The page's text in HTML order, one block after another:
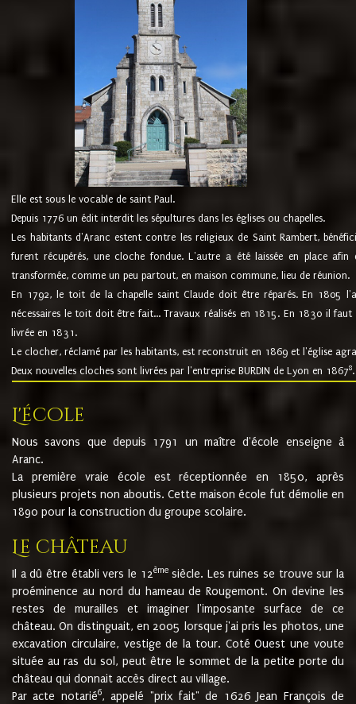
Elle est sous le vocable de saint Paul.
Depuis 1776 un édit interdit les sépultures dans les églises ou chapelles.
Les habitants d'Aranc estent contre les religieux de Saint Rambert,
furent récupérés, une cloche fondue. L'autre a été laissée en place
transformée, comme un peu partout, en maison commune, lieu de réunion.
En 1792, le toit de la chapelle saint Claude doit être réparés. En 1805
nécessaires le toit doit être fait... Travaux réalisés en 1815. En 1830 il
livrée en 1831.
Le clocher, réclamé par les habitants, est reconstruit en 1869 et l'église
Deux nouvelles cloches sont livrées par l'entreprise BURDIN de Lyon en 18678.
L'école
Nous savons que depuis 1791 un maître d'école enseigne à
Aranc.
La première vraie école est réceptionnée en 1850, après
plusieurs projets non aboutis. Cette maison école fut démolie en
1890 pour la construction du groupe scolaire.
Le château
Il a dû être établi vers le 12èmesiècle. Les ruines se trouve sur la
proéminence au nord du hameau de Rougemont. On devine les
restes de murailles et imaginer l'imposante surface de ce
château. On distinguait, en 2005 lorsque j'ai pris les photos, une
excavation circulaire, vestige de la tour. Coté Ouest une voute
située au ras du sol, peut être le sommet de la petite porte du
château qui donnait accès direct au village.
Par acte notarié6, appelé "prix fait" de 1626 Jean François de